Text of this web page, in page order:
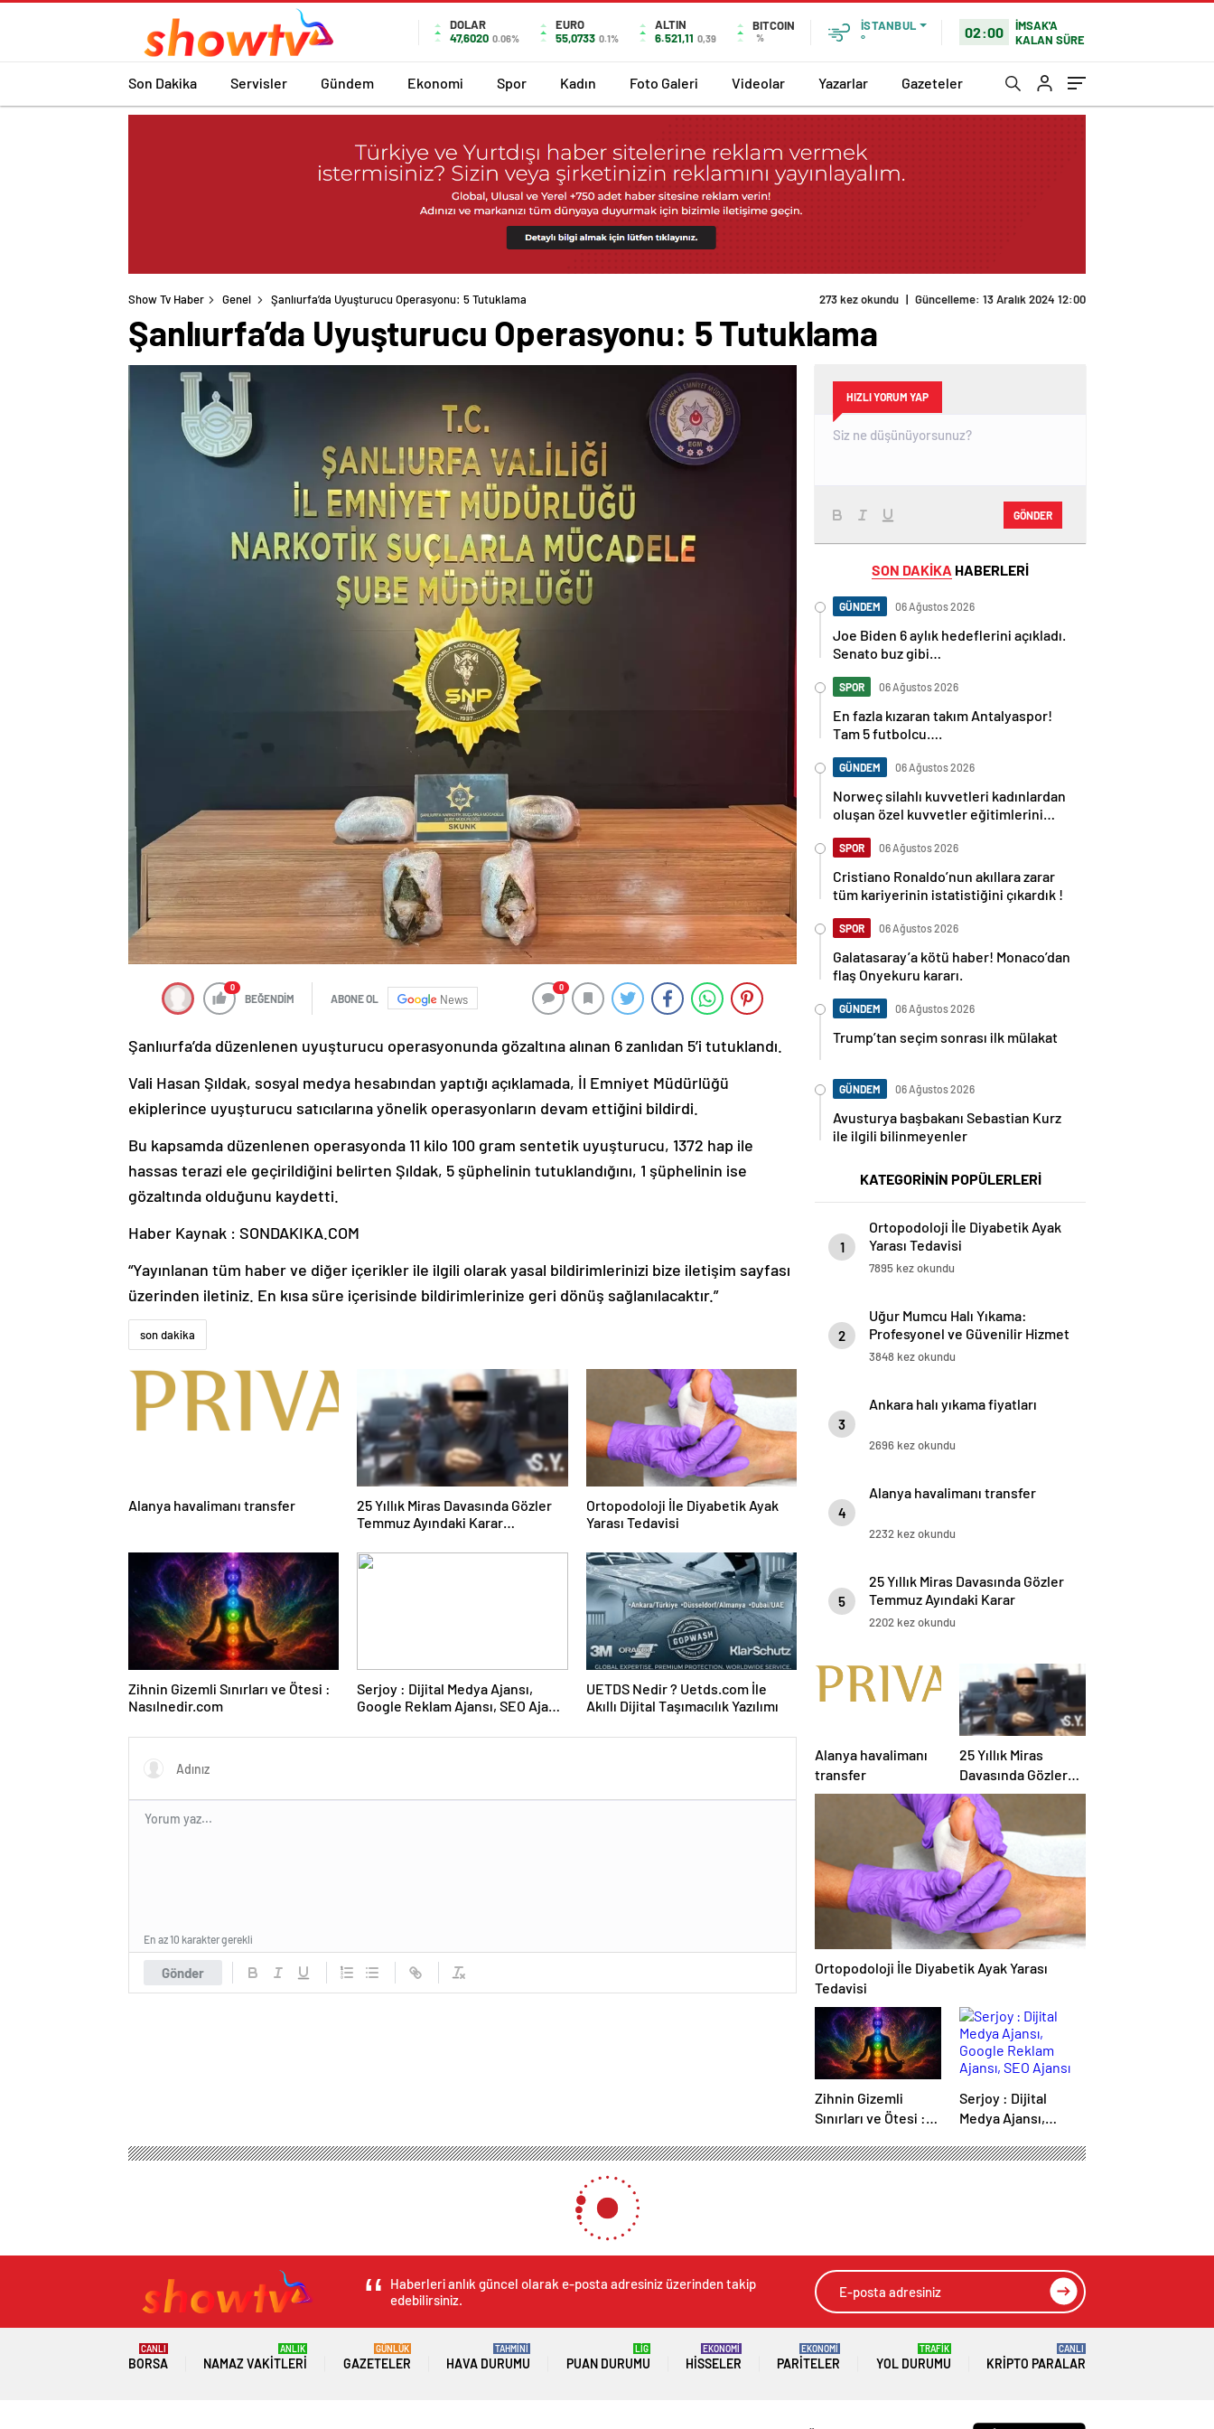
DOLAR
47,6020 0.06%
EURO
55,0733 0.1%
ALTIN
6.521,11 0,39
BITCOIN
%
İSTANBUL
°
02:00
İMSAK'A
KALAN SÜRE
Son Dakika Servisler Gündem Ekonomi Spor Kadın Foto Galeri Videolar Yazarlar Gazeteler
Show Tv Haber Genel Şanlıurfa’da Uyuşturucu Operasyonu: 5 Tutuklama 273 kez okundu | Güncelleme: 13 Aralık 2024 12:00
Şanlıurfa’da Uyuşturucu Operasyonu: 5 Tutuklama
0
BEĞENDİM ABONE OL News
0
Şanlıurfa’da düzenlenen uyuşturucu operasyonunda gözaltına alınan 6 zanlıdan 5’i tutuklandı.
Vali Hasan Şıldak, sosyal medya hesabından yaptığı açıklamada, İl Emniyet Müdürlüğü
ekiplerince uyuşturucu satıcılarına yönelik operasyonların devam ettiğini bildirdi.
Bu kapsamda düzenlenen operasyonda 11 kilo 100 gram sentetik uyuşturucu, 1372 hap ile
hassas terazi ele geçirildiğini belirten Şıldak, 5 şüphelinin tutuklandığını, 1 şüphelinin ise
gözaltında olduğunu kaydetti.
Haber Kaynak : SONDAKIKA.COM
“Yayınlanan tüm haber ve diğer içerikler ile ilgili olarak yasal bildirimlerinizi bize iletişim sayfası
üzerinden iletiniz. En kısa süre içerisinde bildirimlerinize geri dönüş sağlanılacaktır.”
son dakika
Alanya havalimanı transfer
25 Yıllık Miras Davasında Gözler
Temmuz Ayındaki Karar
Ortopodoloji İle Diyabetik Ayak
Yarası Tedavisi
Zihnin Gizemli Sınırları ve Ötesi :
Nasılnedir.com
Serjoy : Dijital Medya Ajansı,
Google Reklam Ajansı, SEO Ajansı
UETDS Nedir ? Uetds.com İle
Akıllı Dijital Taşımacılık Yazılımı
Gönder
En az 10 karakter gerekli
HIZLI YORUM YAP
GÖNDER
SON DAKİKA HABERLERİ
GÜNDEM 06 Ağustos 2026
Joe Biden 6 aylık hedeflerini açıkladı.
Senato buz gibi…
SPOR 06 Ağustos 2026
En fazla kızaran takım Antalyaspor!
Tam 5 futbolcu….
GÜNDEM 06 Ağustos 2026
Norweç silahlı kuvvetleri kadınlardan
oluşan özel kuvvetler eğitimlerini
SPOR 06 Ağustos 2026
Cristiano Ronaldo’nun akıllara zarar
tüm kariyerinin istatistiğini çıkardık !
SPOR 06 Ağustos 2026
Galatasaray’a kötü haber! Monaco’dan
flaş Onyekuru kararı.
GÜNDEM 06 Ağustos 2026
Trump’tan seçim sonrası ilk mülakat
GÜNDEM 06 Ağustos 2026
Avusturya başbakanı Sebastian Kurz
ile ilgili bilinmeyenler
KATEGORİNİN POPÜLERLERİ
1
Ortopodoloji İle Diyabetik Ayak
Yarası Tedavisi
7895 kez okundu
2
Uğur Mumcu Halı Yıkama:
Profesyonel ve Güvenilir Hizmet
3848 kez okundu
3
Ankara halı yıkama fiyatları
2696 kez okundu
4
Alanya havalimanı transfer
2232 kez okundu
5
25 Yıllık Miras Davasında Gözler
Temmuz Ayındaki Karar
Duruşmasına Çevrildi
2202 kez okundu
Alanya havalimanı
transfer
25 Yıllık Miras
Davasında Gözler
Temmuz Ayındaki
Karar Duruşmasına
Çevrildi
Ortopodoloji İle Diyabetik Ayak Yarası
Tedavisi
Zihnin Gizemli
Sınırları ve Ötesi :
Serjoy : Dijital
Medya Ajansı,
Ajansı, SEO Ajansı
Haberleri anlık güncel olarak e-posta adresiniz üzerinden takip
edebilirsiniz.
BORSA
CANLI
NAMAZ VAKITLERI
ANLIK
GAZETELER
GÜNLÜK
HAVA DURUMU
TAHMİNİ
PUAN DURUMU
LİG
HISSELER
EKONOMİ
PARITELER
EKONOMİ
YOL DURUMU
TRAFİK
KRIPTO PARALAR
CANLI